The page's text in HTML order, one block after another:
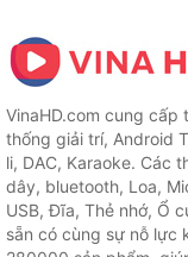
VinaHD.com cung cấp
thống giải trí, Android
li, DAC, Karaoke. Các
dây, bluetooth, Loa,
USB, Đĩa, Thẻ nhớ, Ổ
sẵn có cùng sự nỗ lực